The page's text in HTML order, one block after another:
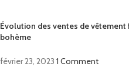
Évolution des ventes de
bohème
février 23, 2023 1 Comment